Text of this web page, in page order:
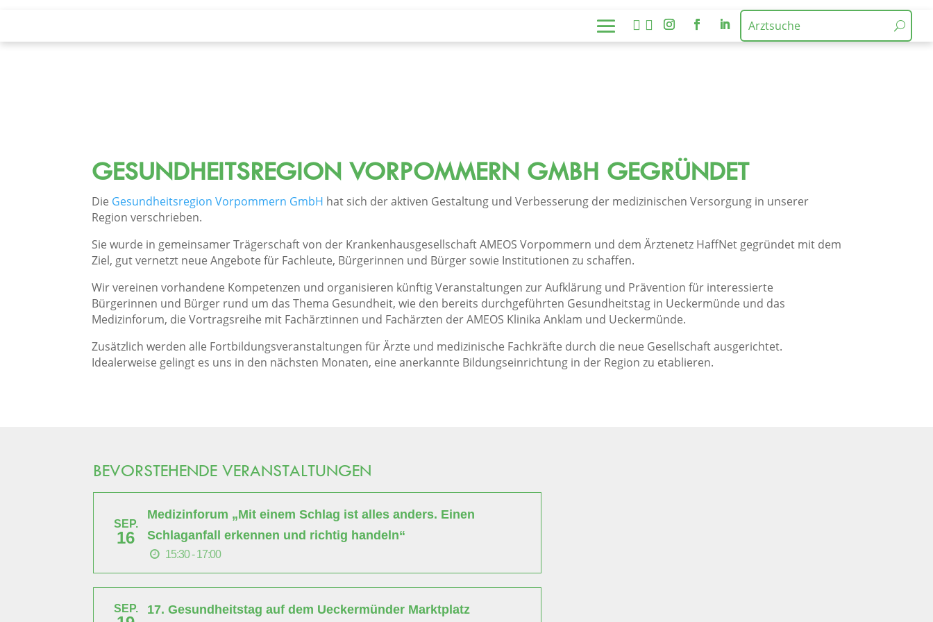
 
GESUNDHEITSREGION VORPOMMERN GMBH GEGRÜNDET
Die Gesundheitsregion Vorpommern GmbH hat sich der aktiven Gestaltung und Verbesserung der medizinischen Versorgung in unserer
Region verschrieben.
Sie wurde in gemeinsamer Trägerschaft von der Krankenhausgesellschaft AMEOS Vorpommern und dem Ärztenetz HaffNet gegründet mit dem
Ziel, gut vernetzt neue Angebote für Fachleute, Bürgerinnen und Bürger sowie Institutionen zu schaffen.
Wir vereinen vorhandene Kompetenzen und organisieren künftig Veranstaltungen zur Aufklärung und Prävention für interessierte
Bürgerinnen und Bürger rund um das Thema Gesundheit, wie den bereits durchgeführten Gesundheitstag in Ueckermünde und das
Medizinforum, die Vortragsreihe mit Fachärztinnen und Fachärzten der AMEOS Klinika Anklam und Ueckermünde.
Zusätzlich werden alle Fortbildungsveranstaltungen für Ärzte und medizinische Fachkräfte durch die neue Gesellschaft ausgerichtet.
Idealerweise gelingt es uns in den nächsten Monaten, eine anerkannte Bildungseinrichtung in der Region zu etablieren.
BEVORSTEHENDE VERANSTALTUNGEN
SEP.
16
Medizinforum „Mit einem Schlag ist alles anders. Einen
Schlaganfall erkennen und richtig handeln“
15:30 - 17:00
SEP. 17. Gesundheitstag auf dem Ueckermünder Marktplatz